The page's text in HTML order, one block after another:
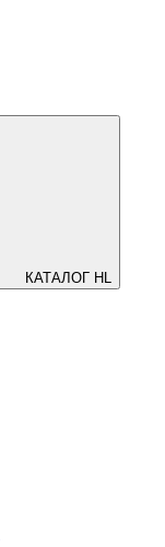
КАТАЛОГ HL